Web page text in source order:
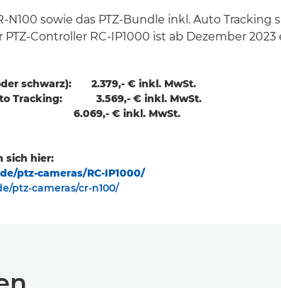
N100 sowie das PTZ-Bundle inkl. Auto Tracking
PTZ-Controller RC-IP1000 ist ab Dezember 2023
schwarz): 2.379,- € inkl. MwSt.
Tracking: 3.569,- € inkl. MwSt.
€ inkl. MwSt.
sich hier:
ptz-cameras/RC-IP1000/
ptz-cameras/cr-n100/